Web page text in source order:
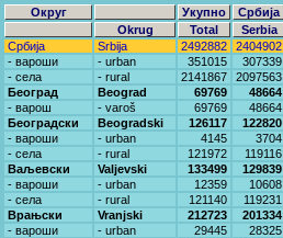
Округ Укупно Србија
Okrug
Total Serbia
Србија
Srbija 2492882 2404902
- вароши
- urban 351015 307339
- села
- rural 2141867 2097563
Београд
Beograd 69769 48664
- варош
- varoš 69769 48664
Београдски
Beogradski 126117 122820
- вароши
- urban 4145 3704
- села
- rural 121972 119116
Ваљевски
Valjevski 133499 129839
- вароши
- urban 12359 10608
- села
- rural 121140 119231
Врањски
Vranjski 212723 201334
- вароши
- urban 29445 28325